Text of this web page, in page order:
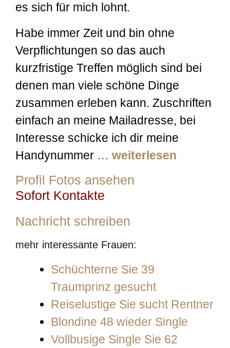
es sich für mich lohnt.
Habe immer Zeit und bin ohne
Verpflichtungen so das auch
kurzfristige Treffen möglich sind bei
denen man viele schöne Dinge
zusammen erleben kann. Zuschriften
einfach an meine Mailadresse, bei
Interesse schicke ich dir meine
Handynummer … weiterlesen
Profil Fotos ansehen
Sofort Kontakte
Nachricht schreiben
mehr interessante Frauen:
Schüchterne Sie 39
Traumprinz gesucht
Reiselustige Sie sucht Rentner
Blondine 48 wieder Single
Vollbusige Single Sie 62